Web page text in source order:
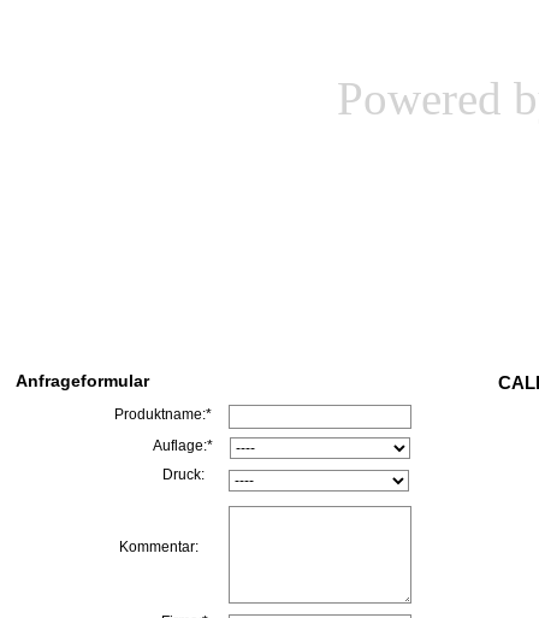
Powered
Auflage:*
Druck:
Kommentar:
Produktname:*
Anfrageformular